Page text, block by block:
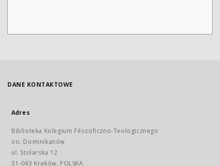
DANE KONTAKTOWE
Adres
Biblioteka Kolegium Filozoficzno-Teologicznego
oo. Dominikanów
ul. Stolarska 12
31-043 Kraków, POLSKA